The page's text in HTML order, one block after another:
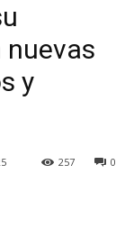
y
0
257